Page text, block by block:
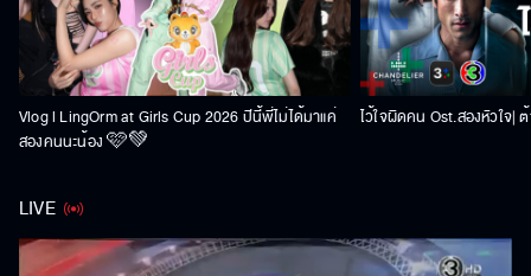
Vlog l LingOrm at Girls Cup 2026 ปีนี้พี่ไม่ได้มาแค่
สองคนนะน้อง 🩷💚
ไว้ใจผิดคน Ost.สองหัวใจ|
LIVE